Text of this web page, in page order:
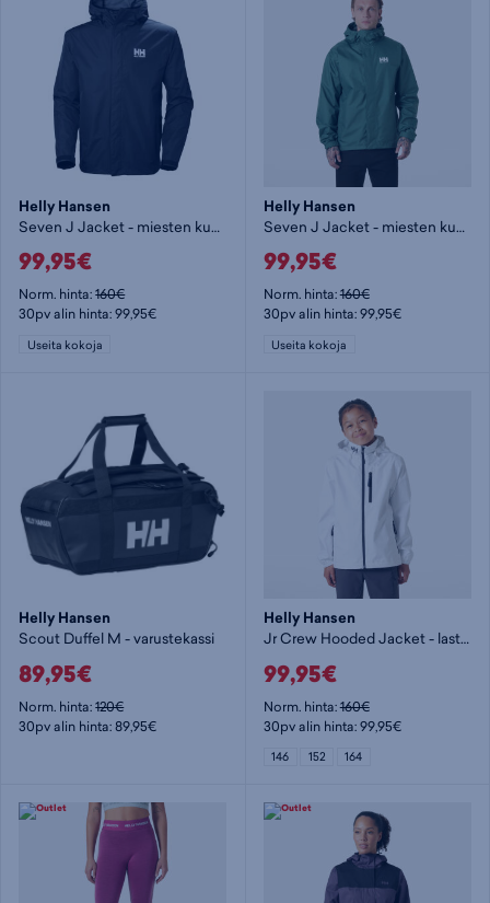
Helly Hansen
Seven J Jacket - miesten kuoritakki
99,95€
Norm. hinta:160€
30pv alin hinta: 99,95€
Useita kokoja
Helly Hansen
Seven J Jacket - miesten kuoritakki
99,95€
Norm. hinta:160€
30pv alin hinta: 99,95€
Useita kokoja
Helly Hansen
Scout Duffel M - varustekassi
89,95€
Norm. hinta:120€
30pv alin hinta: 89,95€
Helly Hansen
Jr Crew Hooded Jacket - lasten kuoritakki
99,95€
Norm. hinta:160€
30pv alin hinta: 99,95€
146 152 164